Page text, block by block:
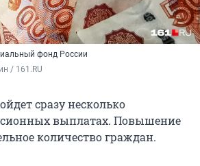
фонд России
/ 161.RU
сразу несколько
выплатах. Повышение
количество граждан.